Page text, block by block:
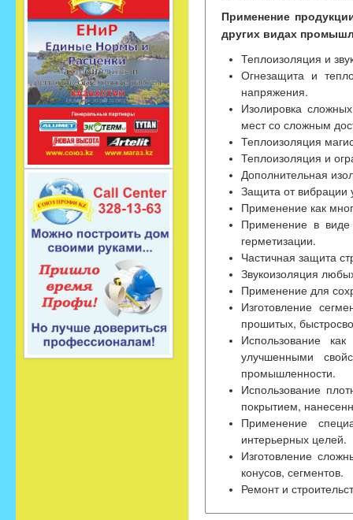
Применение
других видах
Теплоизоляция и
Огнезащита и
напряжения.
Изолировка
мест со сложным
Теплоизоляция
Теплоизоляция и
Дополнительная
Защита от вибрации
Применение как
Применение в
герметизации.
Частичная защита
Звукоизоляция
Применение для
Изготовление
прошитых,
Использование
улучшенными
промышленности.
Использование
покрытием,
Применение
интерьерных целей.
Изготовление
конусов, сегментов.
Ремонт и